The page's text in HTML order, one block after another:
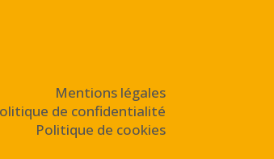
Mentions légales
de confidentialité
Politique de cookies